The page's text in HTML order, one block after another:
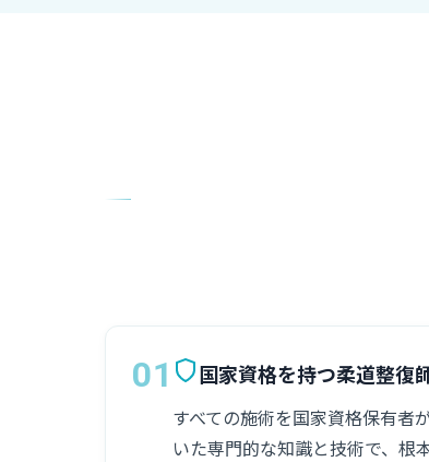
01 国家資格を持つ柔道整復
すべての施術を国家資格保有者
いた専門的な知識と技術で、根